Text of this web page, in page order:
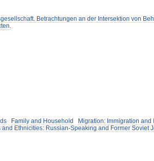
Betrachtungen an der Intersektion von
Family and Household Migration: Immigration and
Ethnicities: Russian-Speaking and Former Soviet